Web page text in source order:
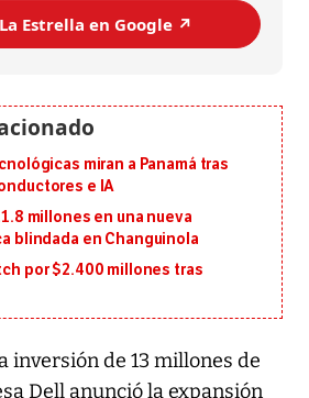
Estrella en Google ↗️
miran a Panamá tras
e IA
millones en una nueva
blindada en Changuinola
por $2.400 millones tras
inversión de 13 millones de
Dell anunció la expansión